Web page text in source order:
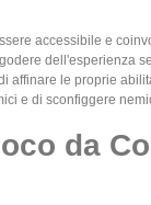
accessibile e
dell'esperienza
affinare le proprie
e di sconfiggere
da